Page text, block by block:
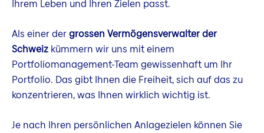
Ihrem Leben und Ihren Zielen passt.
Als einer dergrossen Vermögensverwalter der
Schweiz kümmern wir uns mit einem
Portfoliomanagement-Team gewissenhaft um Ihr
Portfolio. Das gibt Ihnen die Freiheit, sich auf das zu
konzentrieren, was Ihnen wirklich wichtig ist.
Je nach Ihren persönlichen Anlagezielen können Sie